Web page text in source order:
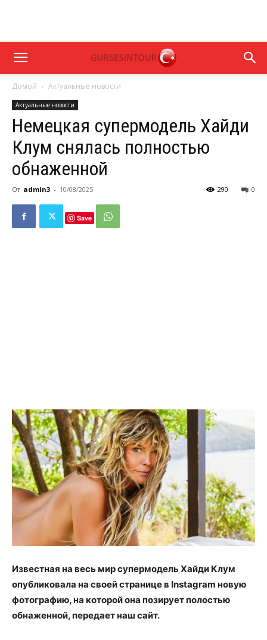
Домой Актуальные новости
Актуальные новости
Немецкая супермодель Хайди
Клум снялась полностью
обнаженной
От admin3 - 10/08/2025 0
290
Save
Известная на весь мир супермодель Хайди Клум
опубликовала на своей странице в Instagram новую
фотографию, на которой она позирует полостью
обнаженной, передает наш сайт.